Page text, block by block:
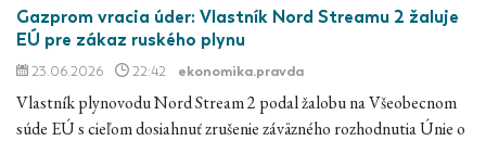
Gazprom vracia úder: Vlastník Nord Streamu 2 žaluje
EÚ pre zákaz ruského plynu
23.06.2026 22:42 ekonomika.pravda
Vlastník plynovodu Nord Stream 2 podal žalobu na Všeobecnom
súde EÚ s cieľom dosiahnuť zrušenie záväzného rozhodnutia Únie o